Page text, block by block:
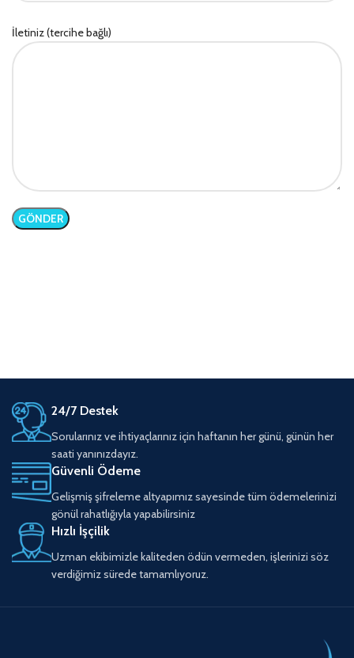
İletiniz (tercihe bağlı)
24/7 Destek
Sorularınız ve ihtiyaçlarınız için haftanın her günü, günün her
saati yanınızdayız.
Güvenli Ödeme
Gelişmiş şifreleme altyapımız sayesinde tüm ödemelerinizi
gönül rahatlığıyla yapabilirsiniz
Hızlı İşçilik
Uzman ekibimizle kaliteden ödün vermeden, işlerinizi söz
verdiğimiz sürede tamamlıyoruz.